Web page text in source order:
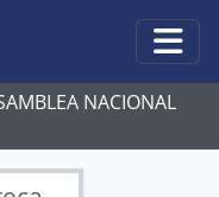
NACIONAL